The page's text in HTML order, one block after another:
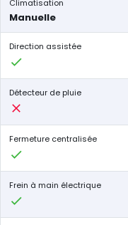
Climatisation
Manuelle
Direction assistée
Détecteur de pluie
Fermeture centralisée
Frein à main électrique